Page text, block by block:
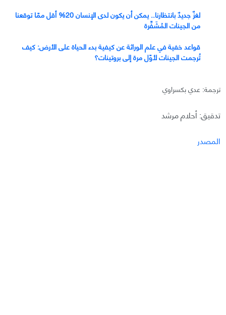
لغزٌ جديدٌ بانتظارنا.. يمكن أن يكون لدى الإنسان 20% أقل ممّا توقعنا
من الجينات المُشَفِّرة
قواعد خفية في علم الوراثة عن كيفية بدء الحياة على الأرض: كيف
تُرجمت الجينات لأوّل مرة إلى بروتينات؟
ترجمة: عدي بكسراوي
تدقيق: أحلام مرشد
المصدر